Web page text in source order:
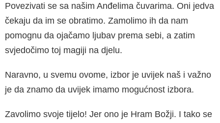
Povezivati se sa našim Anđelima čuvarima. Oni jedva
čekaju da im se obratimo. Zamolimo ih da nam
pomognu da ojačamo ljubav prema sebi, a zatim
svjedočimo toj magiji na djelu.
Naravno, u svemu ovome, izbor je uvijek naš i važno
je da znamo da uvijek imamo mo­gućnost izbora.
Zavolimo svoje tijelo! Jer ono je Hram Božji. I tako se